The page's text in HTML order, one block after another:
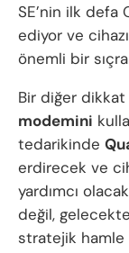
SE’nin ilk
ediyor ve
önemli bir
Bir diğer
modemini
tedarikinde
erdirecek ve
yardımcı
değil,
stratejik hamle